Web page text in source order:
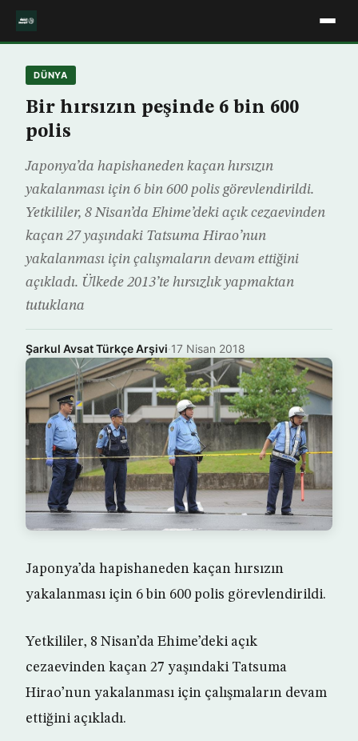
DÜNYA
Bir hırsızın peşinde 6 bin 600
polis
Japonya’da hapishaneden kaçan hırsızın
yakalanması için 6 bin 600 polis görevlendirildi.
Yetkililer, 8 Nisan’da Ehime’deki açık cezaevinden
kaçan 27 yaşındaki Tatsuma Hirao’nun
yakalanması için çalışmaların devam ettiğini
açıkladı. Ülkede 2013’te hırsızlık yapmaktan
tutuklana
Şarkul Avsat Türkçe Arşivi·17 Nisan 2018
Japonya’da hapishaneden kaçan hırsızın
yakalanması için 6 bin 600 polis görevlendirildi.
Yetkililer, 8 Nisan’da Ehime’deki açık
cezaevinden kaçan 27 yaşındaki Tatsuma
Hirao’nun yakalanması için çalışmaların devam
ettiğini açıkladı.